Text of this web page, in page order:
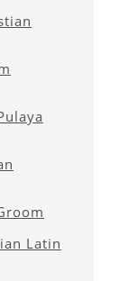
Latin